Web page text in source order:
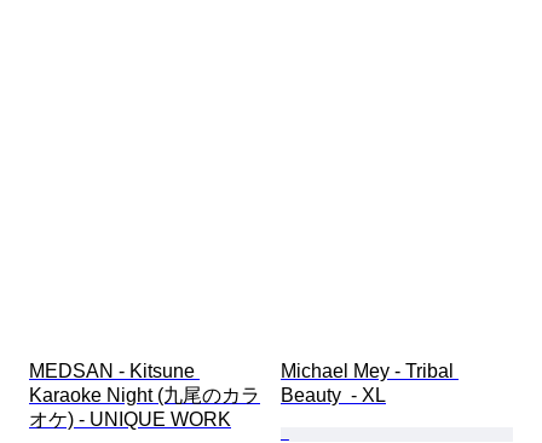
MEDSAN - Kitsune
Karaoke Night (九尾のカラ
オケ) - UNIQUE WORK
Michael Mey - Tribal
Beauty  - XL